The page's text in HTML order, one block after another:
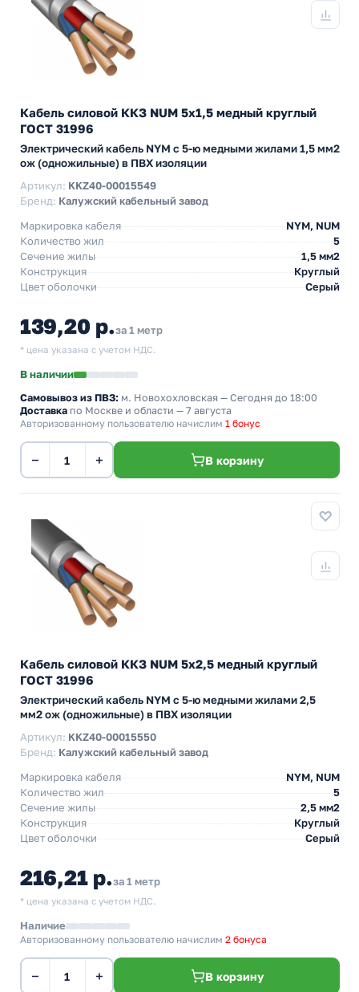
Кабель силовой ККЗ NUM 5х1,5 медный круглый
ГОСТ 31996
Электрический кабель NYM с 5-ю медными жилами 1,5 мм2
ож (одножильные) в ПВХ изоляции
Артикул: KKZ40-00015549
Бренд: Калужский кабельный завод
Маркировка кабеля
NYM, NUM
Количество жил
5
Сечение жилы
1,5 мм2
Конструкция
Круглый
Цвет оболочки
Серый
139,20 р.за 1 метр
* цена указана с учетом НДС.
В наличии
Самовывоз из ПВЗ: м. Новохохловская — Сегодня до 18:00
Доставка по Москве и области — 7 августа
Авторизованному пользователю начислим 1 бонус
− + В корзину
Кабель силовой ККЗ NUM 5х2,5 медный круглый
ГОСТ 31996
Электрический кабель NYM с 5-ю медными жилами 2,5
мм2 ож (одножильные) в ПВХ изоляции
Артикул: KKZ40-00015550
Бренд: Калужский кабельный завод
Маркировка кабеля
NYM, NUM
Количество жил
5
Сечение жилы
2,5 мм2
Конструкция
Круглый
Цвет оболочки
Серый
216,21 р.за 1 метр
* цена указана с учетом НДС.
Наличие
Авторизованному пользователю начислим 2 бонуса
− + В корзину